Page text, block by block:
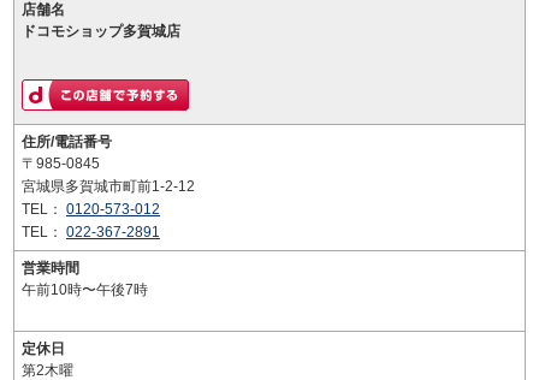
店舗名
ドコモショップ多賀城店
住所/電話番号
〒985-0845
宮城県多賀城市町前1-2-12
TEL： 0120-573-012
TEL： 022-367-2891
営業時間
午前10時〜午後7時
定休日
第2木曜